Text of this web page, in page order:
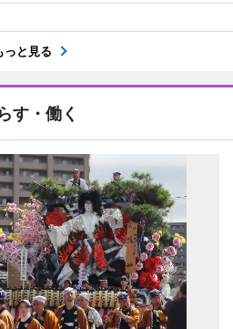
っと見る
す・働く